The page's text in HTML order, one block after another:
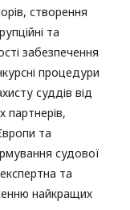
створення
та
забезпечення
процедури
суддів від
партнерів,
та
судової
та
найкращих